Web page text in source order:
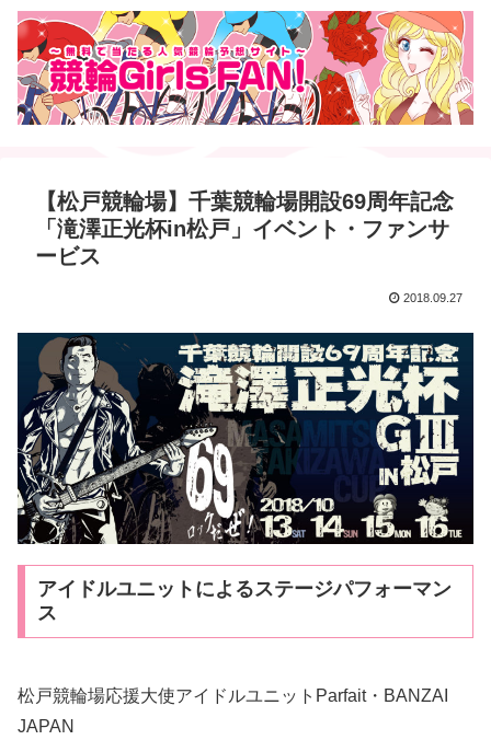
【松戸競輪場】千葉競輪場開設69周年記念
「滝澤正光杯in松戸」イベント・ファンサ
ービス
2018.09.27
アイドルユニットによるステージパフォーマン
ス
松戸競輪場応援大使アイドルユニットParfait・BANZAI
JAPAN